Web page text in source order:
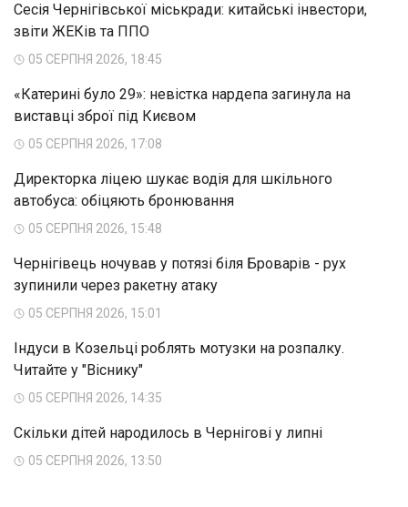
Сесія Чернігівської міськради: китайські інвестори,
звіти ЖЕКів та ППО
05 СЕРПНЯ 2026, 18:45
«Катерині було 29»: невістка нардепа загинула на
виставці зброї під Києвом
05 СЕРПНЯ 2026, 17:08
Директорка ліцею шукає водія для шкільного
автобуса: обіцяють бронювання
05 СЕРПНЯ 2026, 15:48
Чернігівець ночував у потязі біля Броварів - рух
зупинили через ракетну атаку
05 СЕРПНЯ 2026, 15:01
Індуси в Козельці роблять мотузки на розпалку.
Читайте у "Віснику"
05 СЕРПНЯ 2026, 14:35
Скільки дітей народилось в Чернігові у липні
05 СЕРПНЯ 2026, 13:50